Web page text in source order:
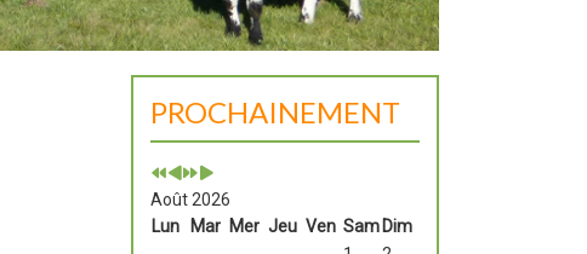
PROCHAINEMENT
Août 2026
Lun
Mar Mer Jeu Ven Sam Dim